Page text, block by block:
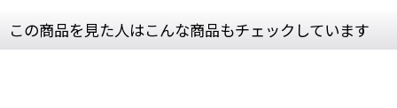
この商品を見た人はこんな商品もチェックしています